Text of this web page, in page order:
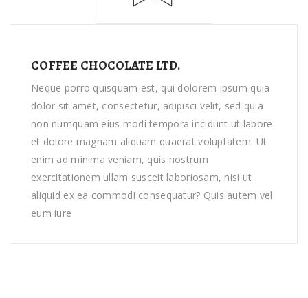
COFFEE CHOCOLATE LTD.
Neque porro quisquam est, qui dolorem ipsum quia
dolor sit amet, consectetur, adipisci velit, sed quia
non numquam eius modi tempora incidunt ut labore
et dolore magnam aliquam quaerat voluptatem. Ut
enim ad minima veniam, quis nostrum
exercitationem ullam susceit laboriosam, nisi ut
aliquid ex ea commodi consequatur? Quis autem vel
eum iure